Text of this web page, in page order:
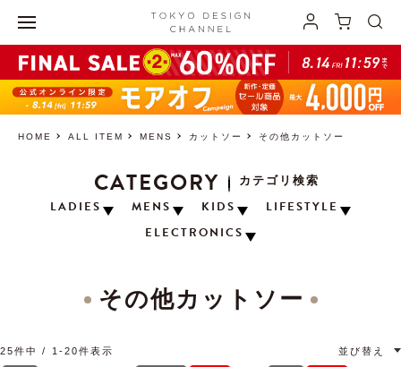
HOME ALL ITEM MENS カットソー その他カットソー
CATEGORY
カテゴリ検索
LADIES
MENS KIDS
LIFESTYLE
ELECTRONICS
その他カットソー
並び替え
25件中 1 -20件表示